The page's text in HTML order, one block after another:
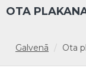
Galvenā Ota
OTA